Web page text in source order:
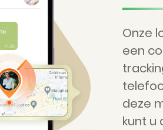
Onze
een
deze
kunt u